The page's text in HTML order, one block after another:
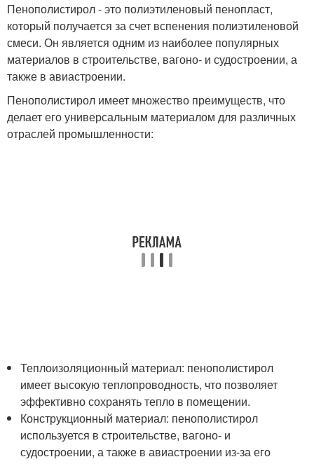
Пенополистирол - это полиэтиленовый пенопласт,
который получается за счет вспенения полиэтиленовой
смеси. Он является одним из наиболее популярных
материалов в строительстве, вагоно- и судостроении, а
также в авиастроении.
Пенополистирол имеет множество преимуществ, что
делает его универсальным материалом для различных
отраслей промышленности:
Теплоизоляционный материал: пенополистирол
имеет высокую теплопроводность, что позволяет
эффективно сохранять тепло в помещении.
Конструкционный материал: пенополистирол
используется в строительстве, вагоно- и
судостроении, а также в авиастроении из-за его